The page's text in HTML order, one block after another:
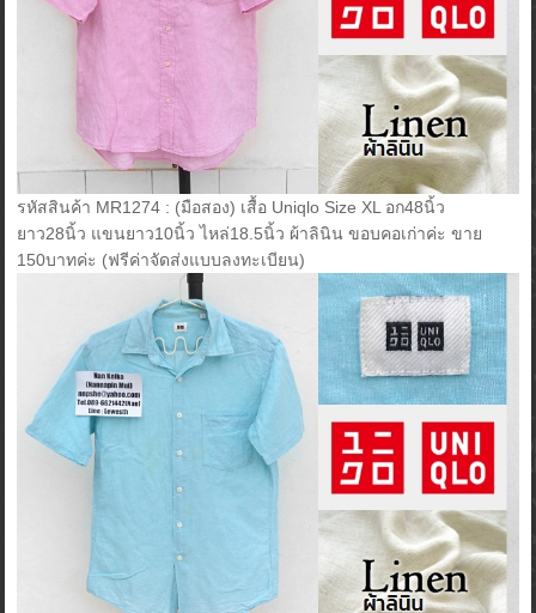
รหัสสินค้า MR1274 : (มือสอง) เสื้อ Uniqlo Size XL อก48นิ้ว
ยาว28นิ้ว แขนยาว10นิ้ว ไหล่18.5นิ้ว ผ้าลินิน ขอบคอเก่าค่ะ ขาย
150บาทค่ะ (ฟรีค่าจัดส่งแบบลงทะเบียน)